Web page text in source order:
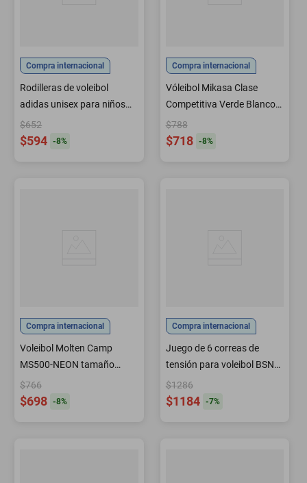
Compra internacional
Rodilleras de voleibol
adidas unisex para niños
blanco/negro talla M
$652
$594 -8%
Compra internacional
Vóleibol Mikasa Clase
Competitiva Verde Blanco
Azul
$788
$718 -8%
Compra internacional
Voleibol Molten Camp
MS500-NEON tamaño
oficial ultrasuave
$766
$698 -8%
Compra internacional
Juego de 6 correas de
tensión para voleibol BSN
azul/blanco
$1286
$1184 -7%